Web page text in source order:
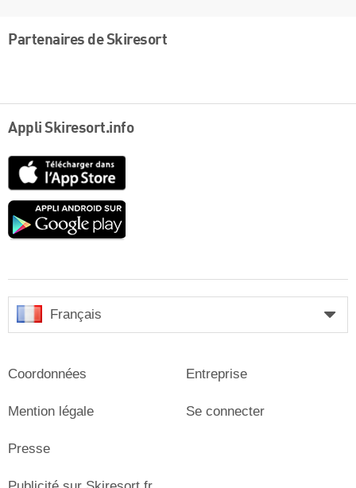
Partenaires de Skiresort
Appli Skiresort.info
Google
Français
Coordonnées
Mention légale
Presse
Entreprise
Se connecter